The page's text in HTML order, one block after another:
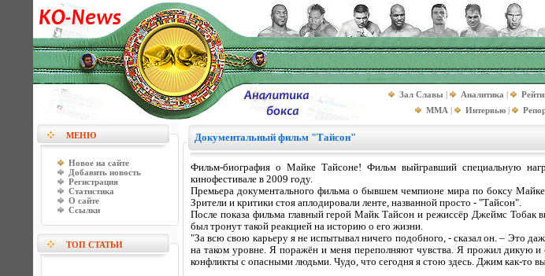
Зал Славы | Аналитика |
MMA | Интервью |
МЕНЮ
Новое на сайте
Добавить новость
Регистрация
Статистика
О сайте
Ссылки
ТОП СТАТЬИ
Документальный фильм "Тайсон"
Фильм-биография о Майке Тайсоне! Фильм выйгравший специальную
кинофестивале в 2009 году.
Премьера документального фильма о бывшем чемпионе мира по боксу
Зрители и критики стоя аплодировали ленте, названной просто - "Тайсон".
После показа фильма главный герой Майк Тайсон и режиссёр Джеймс Тобак
был тронут такой реакцией на историю о его жизни.
"За всю свою карьеру я не испытывал ничего подобного, - сказал он. – Это
на таком уровне. Я поражён и меня переполняют чувства. Я прожил дикую и
конфликты с опасными людьми. Чудо, что сегодня я стою здесь. Джим как-то